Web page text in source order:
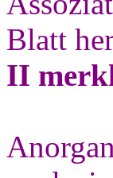
Blatt
II